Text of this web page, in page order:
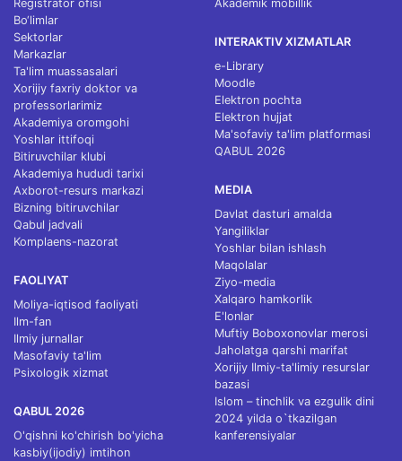
Registrator ofisi
Bo‘limlar
Sektorlar
Markazlar
Ta'lim muassasalari
Xorijiy faxriy doktor va
professorlarimiz
Akademiya oromgohi
Yoshlar ittifoqi
Bitiruvchilar klubi
Akademiya hududi tarixi
Axborot-resurs markazi
Bizning bitiruvchilar
Qabul jadvali
Komplaens-nazorat
FAOLIYAT
Moliya-iqtisod faoliyati
Ilm-fan
Ilmiy jurnallar
Masofaviy ta'lim
Psixologik xizmat
QABUL 2026
O'qishni ko'chirish bo'yicha
kasbiy(ijodiy) imtihon
Akademik mobillik
INTERAKTIV XIZMATLAR
e-Library
Moodle
Elektron pochta
Elektron hujjat
Ma'sofaviy ta'lim platformasi
QABUL 2026
MEDIA
Davlat dasturi amalda
Yangiliklar
Yoshlar bilan ishlash
Maqolalar
Ziyo-media
Xalqaro hamkorlik
E'lonlar
Muftiy Boboxonovlar merosi
Jaholatga qarshi marifat
Xorijiy Ilmiy-ta'limiy resurslar
bazasi
Islom – tinchlik va ezgulik dini
2024 yilda o`tkazilgan
kanferensiyalar